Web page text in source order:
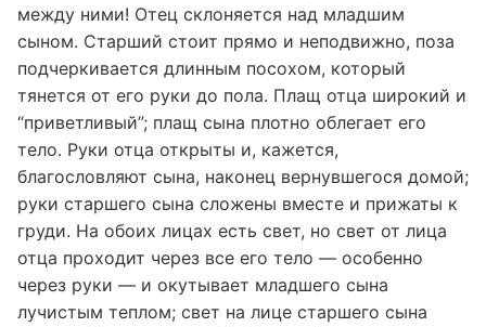
между ними! Отец склоняется над младшим
сыном. Старший стоит прямо и неподвижно, поза
подчеркивается длинным посохом, который
тянется от его руки до пола. Плащ отца широкий и
“приветливый”; плащ сына плотно облегает его
тело. Руки отца открыты и, кажется,
благословляют сына, наконец вернувшегося домой;
руки старшего сына сложены вместе и прижаты к
груди. На обоих лицах есть свет, но свет от лица
отца проходит через все его тело — особенно
через руки — и окутывает младшего сына
лучистым теплом; свет на лице старшего сына